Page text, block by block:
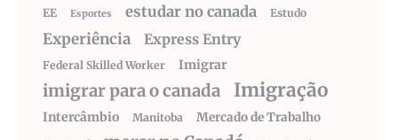
EE Esportes estudar no canada Estudo
Experiência Express Entry
Federal Skilled Worker Imigrar
imigrar para o canada Imigração
Intercâmbio Manitoba Mercado de Trabalho